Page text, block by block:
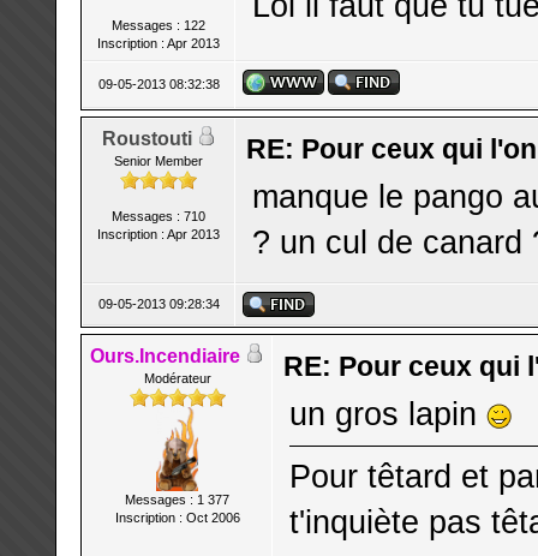
Messages : 122
Inscription : Apr 2013
09-05-2013 08:32:38
Roustouti
Senior Member
Messages : 710
Inscription : Apr 2013
RE: Pour ceux qui
manque le pango
? un cul de canard
09-05-2013 09:28:34
Ours.Incendiaire
Modérateur
Messages : 1 377
Inscription : Oct 2006
RE: Pour ceux qui
un gros lapin
Pour têtard et
t'inquiète pas